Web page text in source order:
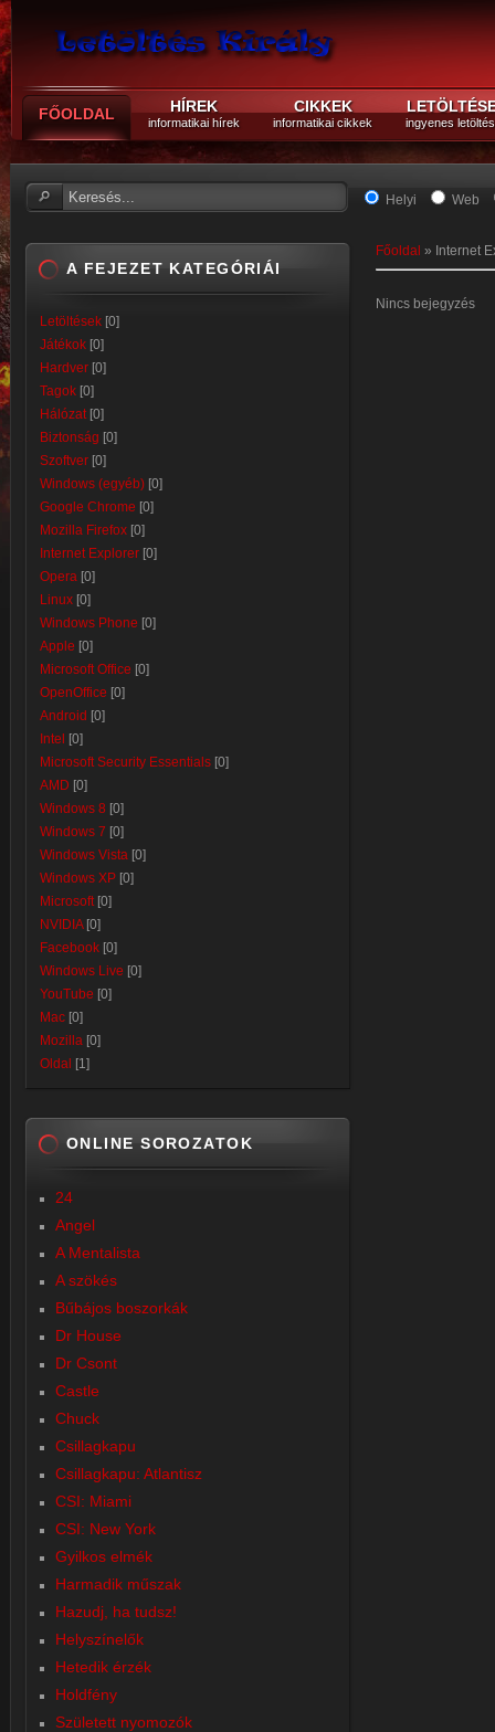
FŐOLDAL HÍREK
informatikai hírek
CIKKEK
informatikai cikkek ingyenes
Helyi Web
Főoldal » Internet
Nincs bejegyzés
A FEJEZET KATEGÓRIÁI
Letöltések [0]
Játékok [0]
Hardver [0]
Tagok [0]
Hálózat [0]
Biztonság [0]
Szoftver [0]
Windows (egyéb) [0]
Google Chrome [0]
Mozilla Firefox [0]
Internet Explorer [0]
Opera [0]
Linux [0]
Windows Phone [0]
Apple [0]
Microsoft Office [0]
OpenOffice [0]
Android [0]
Intel
[0]
Microsoft Security Essentials [0]
AMD [0]
Windows 8 [0]
Windows 7 [0]
Windows Vista [0]
Windows XP [0]
Microsoft [0]
NVIDIA [0]
Facebook [0]
Windows Live [0]
YouTube [0]
Mac [0]
Mozilla [0]
Oldal [1]
ONLINE SOROZATOK
24
Angel
A Mentalista
A szökés
Bűbájos boszorkák
Dr House
Dr Csont
Castle
Chuck
Csillagkapu
Csillagkapu: Atlantisz
CSI: Miami
CSI: New York
Gyilkos elmék
Harmadik műszak
Hazudj, ha tudsz!
Helyszínelők
Hetedik érzék
Holdfény
Született nyomozók